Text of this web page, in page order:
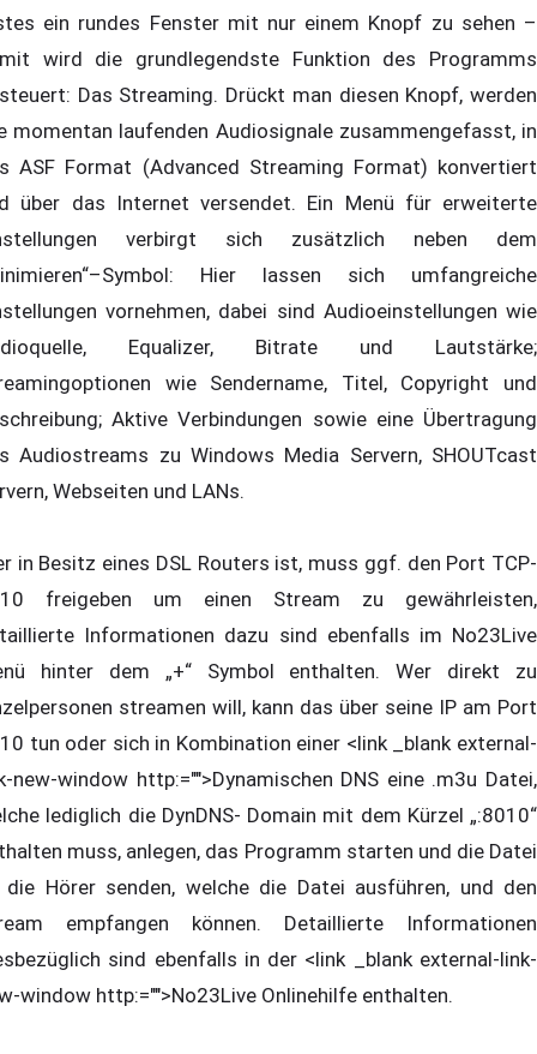
ein rundes Fenster mit nur einem Knopf zu sehen –
wird die grundlegendste Funktion des Programms
Das Streaming. Drückt man diesen Knopf, werden
momentan laufenden Audiosignale zusammengefasst, in
ASF Format (Advanced Streaming Format) konvertiert
über das Internet versendet. Ein Menü für erweiterte
verbirgt sich zusätzlich neben dem
Hier lassen sich umfangreiche
vornehmen, dabei sind Audioeinstellungen wie
Equalizer, Bitrate und Lautstärke;
wie Sendername, Titel, Copyright und
Aktive Verbindungen sowie eine Übertragung
Audiostreams zu Windows Media Servern, SHOUTcast
Webseiten und LANs.
in Besitz eines DSL Routers ist, muss ggf. den Port TCP-
freigeben um einen Stream zu gewährleisten,
Informationen dazu sind ebenfalls im No23Live
hinter dem „+“ Symbol enthalten. Wer direkt zu
streamen will, kann das über seine IP am Port
tun oder sich in Kombination einer <link _blank external-
new-window http:="">Dynamischen DNS eine .m3u Datei,
lediglich die DynDNS- Domain mit dem Kürzel „:8010“
muss, anlegen, das Programm starten und die Datei
die Hörer senden, welche die Datei ausführen, und den
empfangen können. Detaillierte Informationen
sind ebenfalls in der <link _blank external-link-
window http:="">No23Live Onlinehilfe enthalten.